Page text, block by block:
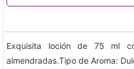
Exquisita loción de 75 ml
almendradas.Tipo de Aroma: